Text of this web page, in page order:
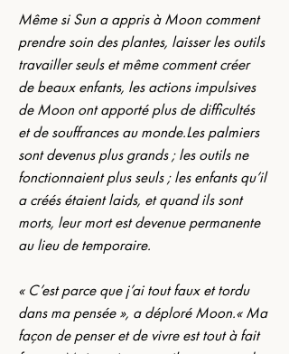
Même si Sun a appris à Moon comment
prendre soin des plantes, laisser les outils
travailler seuls et même comment créer
de beaux enfants, les actions impulsives
de Moon ont apporté plus de difficultés
et de souffrances au monde.Les palmiers
sont devenus plus grands ; les outils ne
fonctionnaient plus seuls ; les enfants qu’il
a créés étaient laids, et quand ils sont
morts, leur mort est devenue permanente
au lieu de temporaire.
« C’est parce que j’ai tout faux et tordu
dans ma pensée », a déploré Moon.« Ma
façon de penser et de vivre est tout à fait